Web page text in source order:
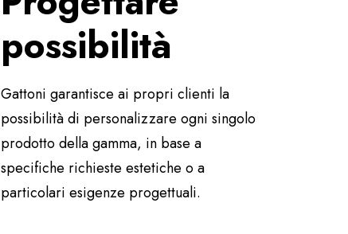
possibilità
Gattoni garantisce ai propri clienti la
possibilità di personalizzare ogni singolo
prodotto della gamma, in base a
specifiche richieste estetiche o a
particolari esigenze progettuali.